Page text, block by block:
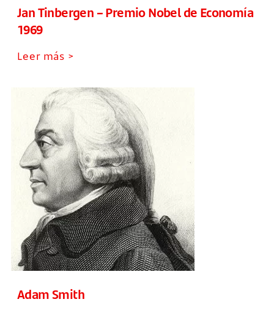
Jan Tinbergen – Premio Nobel de Economía
1969
Leer más >
Adam Smith